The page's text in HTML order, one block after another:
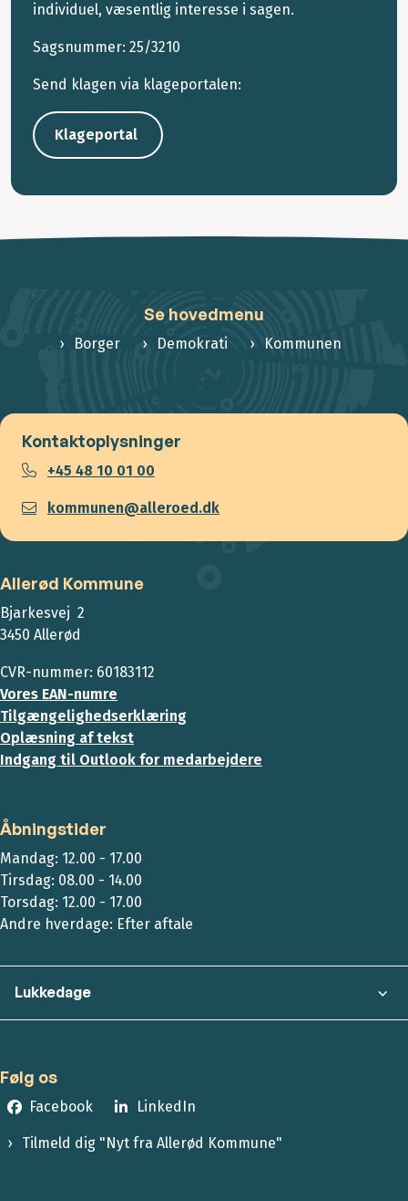
individuel, væsentlig interesse i sagen.
Sagsnummer: 25/3210
Send klagen via klageportalen:
Klageportal
Se hovedmenu
Borger Demokrati Kommunen
Kontaktoplysninger
+45 48 10 01 00
kommunen@alleroed.dk
Allerød Kommune
Bjarkesvej 2
3450 Allerød
CVR-nummer: 60183112
Vores EAN-numre
Tilgængelighedserklæring
Oplæsning af tekst
Indgang til Outlook for medarbejdere
Åbningstider
Mandag: 12.00 - 17.00
Tirsdag: 08.00 - 14.00
Torsdag: 12.00 - 17.00
Andre hverdage: Efter aftale
Lukkedage
Følg os
Facebook LinkedIn
Tilmeld dig "Nyt fra Allerød Kommune"